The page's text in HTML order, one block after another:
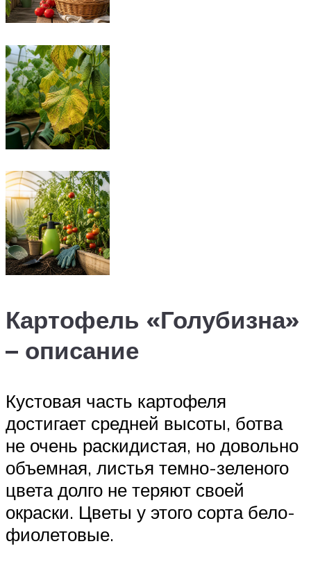
Картофель «Голубизна»
– описание
Кустовая часть картофеля
достигает средней высоты, ботва
не очень раскидистая, но довольно
объемная, листья темно-зеленого
цвета долго не теряют своей
окраски. Цветы у этого сорта бело-
фиолетовые.